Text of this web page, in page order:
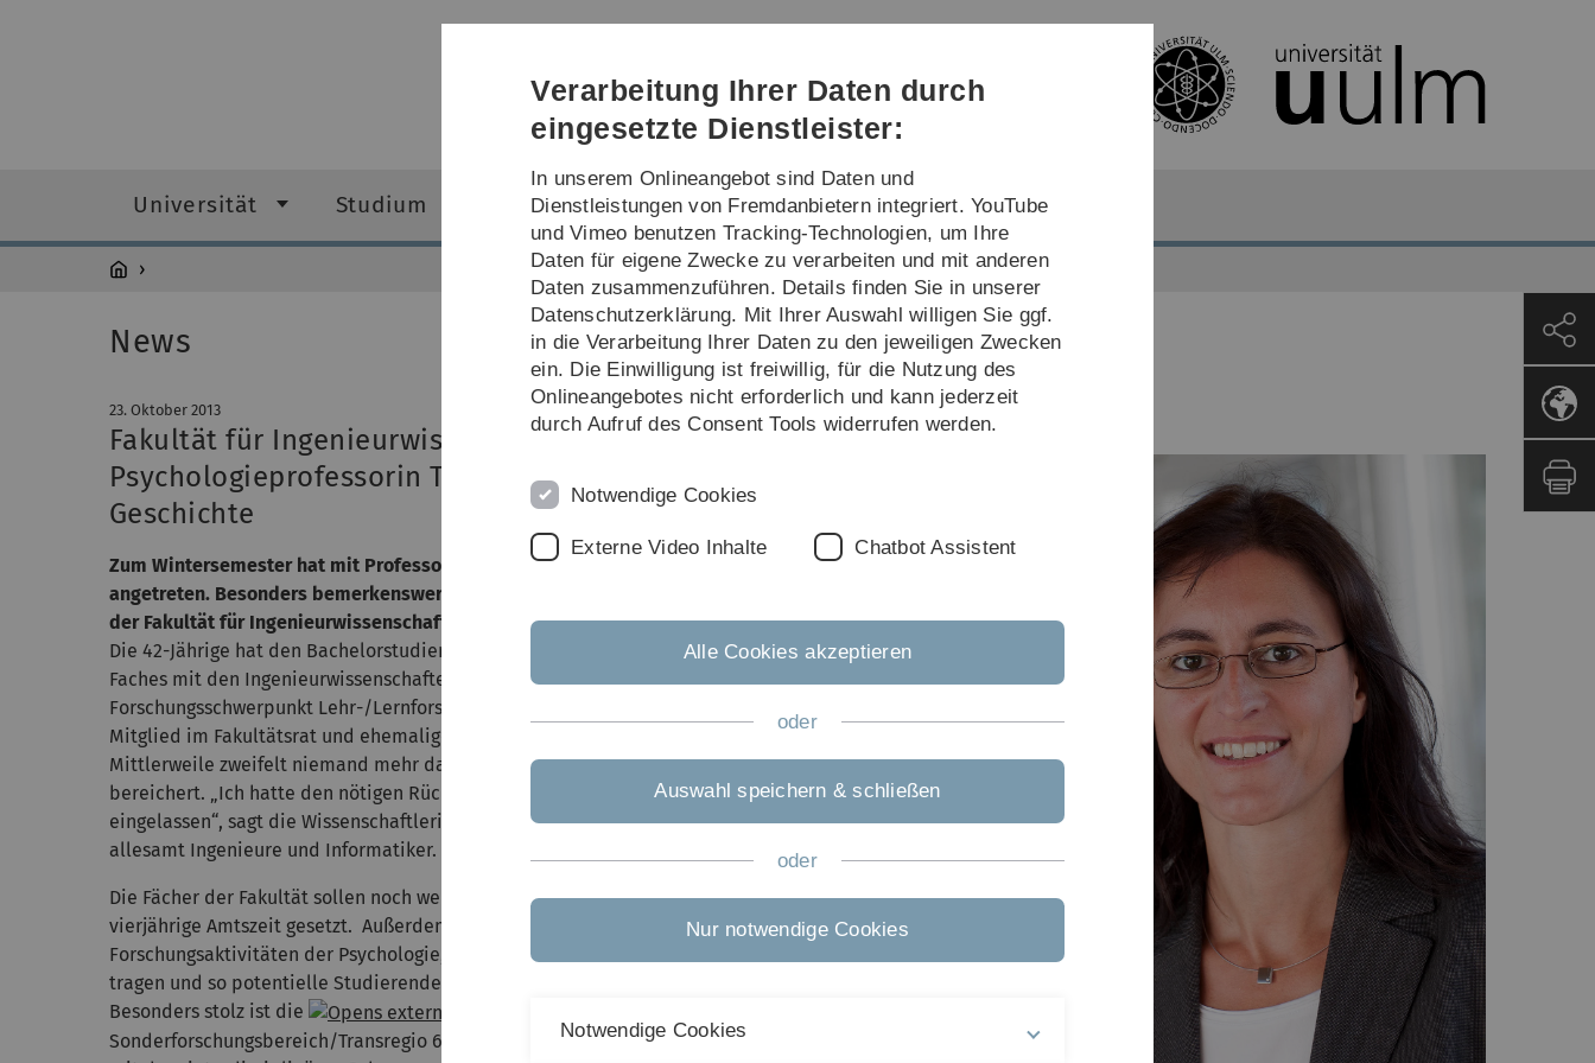
Direkt
Direkt
Direkt
(Sprache,
Drucken,
Social
Direkt
Direkt
Universität Studium Forschung Transfer
News
23. Oktober 2013
Fakultät für Ingenieurwissenschaften und Informatik:
Psychologieprofessorin Tina Seufert erste Dekanin der Uni-
Geschichte
Zum Wintersemester hat mit Professorin Tina Seufert die erste Dekanin der Universität Ulm ihr Amt
angetreten. Besonders bemerkenswert: Seufert ist Psychologin und eine von nur acht Professorinnen an
der Fakultät für Ingenieurwissenschaften und Informatik.
Die 42-Jährige hat den Bachelorstudiengang Psychologie aufgebaut und steht für die Vernetzung ihres
Faches mit den Ingenieurwissenschaften und der Informatik – zum Beispiel in ihrem
Forschungsschwerpunkt Lehr-/Lernforschung oder in der Mensch-Maschine-Interaktion. Als langjähriges
Mitglied im Fakultätsrat und ehemalige Studiendekanin hat sich Seufert gute Kontakte erarbeitet.
Mittlerweile zweifelt niemand mehr daran, dass das Forschungsprofil der Psychologie die Fakultät
bereichert. „Ich hatte den nötigen Rückhalt in der Fakultät und habe mich auf das Wagnis Dekanswahl
eingelassen“, sagt die Wissenschaftlerin. Abgestimmt wurde von den Fakultätsratsmitgliedern – übrigens
allesamt Ingenieure und Informatiker.
Die Fächer der Fakultät sollen noch weiter zusammenwachsen. Dieses Ziel hat sich Tina Seufert für ihre
vierjährige Amtszeit gesetzt. Außerdem möchte sie das Alleinstellungsmerkmal – gemeinsame
Forschungsaktivitäten der Psychologie, Informatik und Ingenieurwissenschaften – stärker nach außen
tragen und so potentielle Studierende sowie Wissenschaftler für die Universität Ulm begeistern.
Besonders stolz ist die
Sonderforschungsbereich/Transregio 62 „Eine Companion Technologie für kognitive technische Systeme“
Verarbeitung Ihrer Daten durch
eingesetzte Dienstleister:
In unserem Onlineangebot sind Daten und
Dienstleistungen von Fremdanbietern integriert. YouTube
und Vimeo benutzen Tracking-Technologien, um Ihre
Daten für eigene Zwecke zu verarbeiten und mit anderen
Daten zusammenzuführen. Details finden Sie in unserer
Datenschutzerklärung. Mit Ihrer Auswahl willigen Sie ggf.
in die Verarbeitung Ihrer Daten zu den jeweiligen Zwecken
ein. Die Einwilligung ist freiwillig, für die Nutzung des
Onlineangebotes nicht erforderlich und kann jederzeit
durch Aufruf des Consent Tools widerrufen werden.
Notwendige Cookies
Externe Video Inhalte Chatbot Assistent
Alle Cookies akzeptieren
oder
Auswahl speichern & schließen
oder
Nur notwendige Cookies
Notwendige Cookies